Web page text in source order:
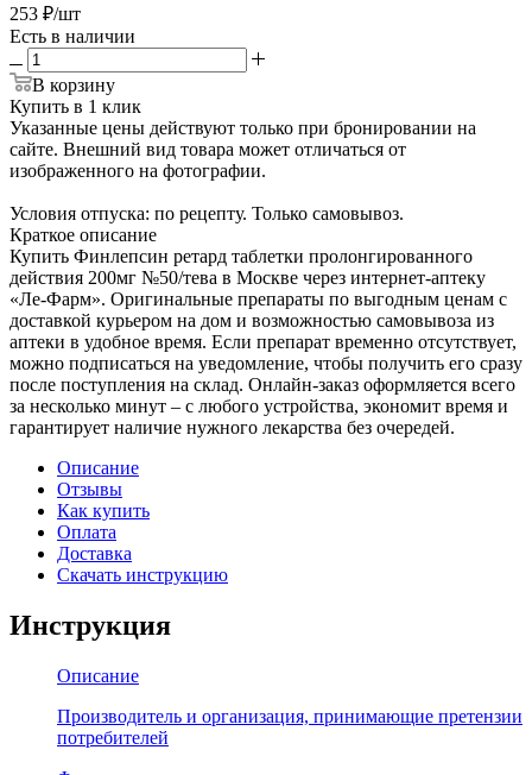
253 ₽/шт
Есть в наличии
В корзину
Купить в 1 клик
Указанные цены действуют только при бронировании на
сайте. Внешний вид товара может отличаться от
изображенного на фотографии.
Условия отпуска: по рецепту. Только самовывоз.
Краткое описание
Купить Финлепсин ретард таблетки пролонгированного
действия 200мг №50/тева в Москве через интернет-аптеку
«Ле-Фарм». Оригинальные препараты по выгодным ценам с
доставкой курьером на дом и возможностью самовывоза из
аптеки в удобное время. Если препарат временно отсутствует,
можно подписаться на уведомление, чтобы получить его сразу
после поступления на склад. Онлайн-заказ оформляется всего
за несколько минут – с любого устройства, экономит время и
гарантирует наличие нужного лекарства без очередей.
Описание
Отзывы
Как купить
Оплата
Доставка
Скачать инструкцию
Инструкция
Описание
Производитель и организация, принимающие претензии
потребителей